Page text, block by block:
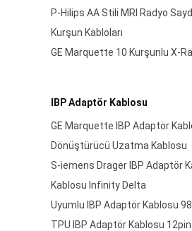
P-Hilips AA Stili MRI Radyo
Kurşun Kabloları
GE Marquette 10 Kurşunlu X-
IBP Adaptör Kablosu
GE Marquette IBP Adaptör
Dönüştürücü Uzatma Kablosu
S-iemens Drager IBP Adaptör
Kablosu Infinity Delta
Uyumlu IBP Adaptör Kablosu
TPU IBP Adaptör Kablosu